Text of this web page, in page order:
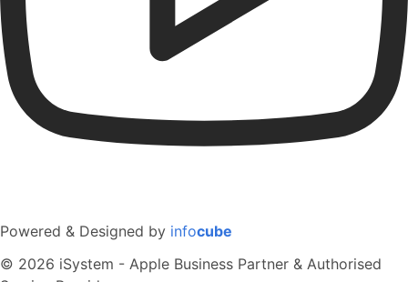
Powered & Designed by infocube
© 2026 iSystem - Apple Business Partner & Authorised